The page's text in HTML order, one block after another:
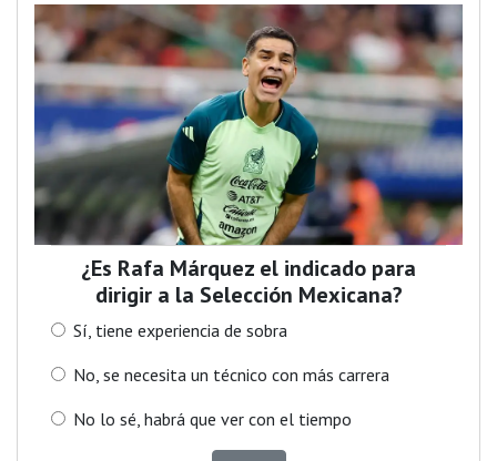
¿Es Rafa Márquez el indicado para
dirigir a la Selección Mexicana?
Sí, tiene experiencia de sobra
No, se necesita un técnico con más carrera
No lo sé, habrá que ver con el tiempo